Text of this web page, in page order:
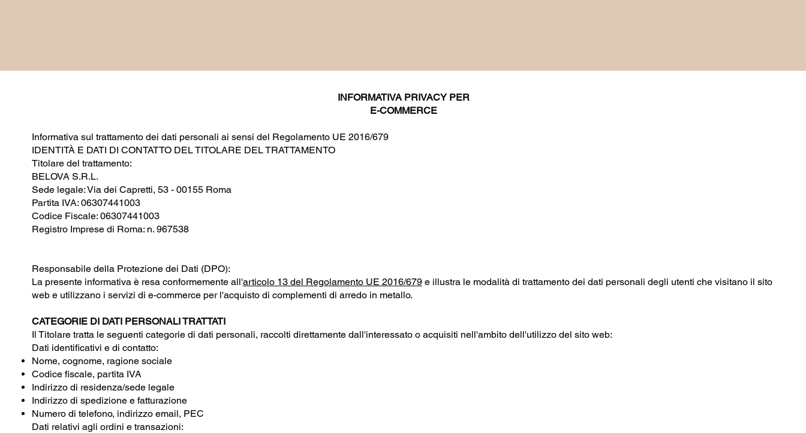
INFORMATIVA PRIVACY PER
E-COMMERCE
Informativa sul trattamento dei dati personali ai sensi del Regolamento UE 2016/679
IDENTITÀ E DATI DI CONTATTO DEL TITOLARE DEL TRATTAMENTO
Titolare del trattamento:
BELOVA S.R.L.
Sede legale: Via dei Capretti, 53 - 00155 Roma
Partita IVA: 06307441003
Codice Fiscale: 06307441003
Registro Imprese di Roma: n. 967538
Responsabile della Protezione dei Dati (DPO):
La presente informativa è resa conformemente all'articolo 13 del Regolamento UE 2016/679e illustra le modalità di trattamento dei dati personali degli utenti che visitano il sito
web e utilizzano i servizi di e-commerce per l'acquisto di complementi di arredo in metallo.
CATEGORIE DI DATI PERSONALI TRATTATI
Il Titolare tratta le seguenti categorie di dati personali, raccolti direttamente dall'interessato o acquisiti nell'ambito dell'utilizzo del sito web:
Dati identificativi e di contatto:
Nome, cognome, ragione sociale
Codice fiscale, partita IVA
Indirizzo di residenza/sede legale
Indirizzo di spedizione e fatturazione
Numero di telefono, indirizzo email, PEC
Dati relativi agli ordini e transazioni: